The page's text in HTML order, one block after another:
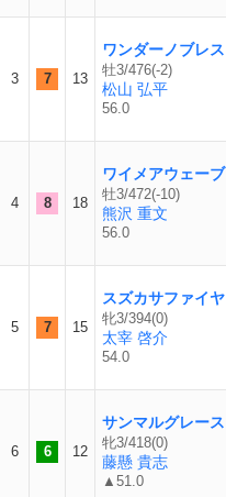
3 7 13
ワンダーノブレス
牡3/476(-2)
松山 弘平
56.0
4 8 18
ワイメアウェーブ
牡3/472(-10)
熊沢 重文
56.0
5 7 15
スズカサファイヤ
牝3/394(0)
太宰 啓介
54.0
6 6 12
サンマルグレース
牝3/418(0)
藤懸 貴志
▲51.0